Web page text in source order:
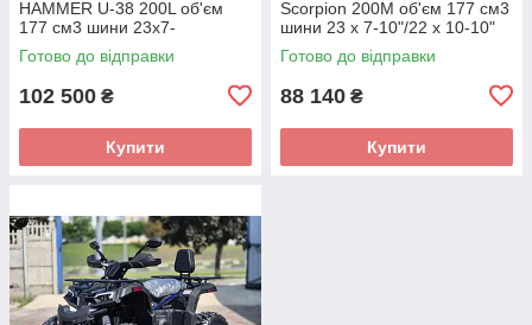
HAMMER U-38 200L об'єм
177 см3 шини 23х7-
10"/23х10-10" 12,64 к.с.
Готово до відправки
102 500 ₴
Купити
Scorpion 200M об'єм 177 см3
шини 23 x 7-10"/22 x 10-10"
13 к.с.
Готово до відправки
88 140 ₴
Купити